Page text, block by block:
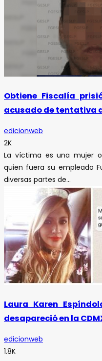
Obtiene Fiscalía
acusado de tentativa
edicionweb
2K
La víctima es una mujer
quien fuera su empleado
diversas partes de...
Laura Karen
desapareció en la
edicionweb
1.8K